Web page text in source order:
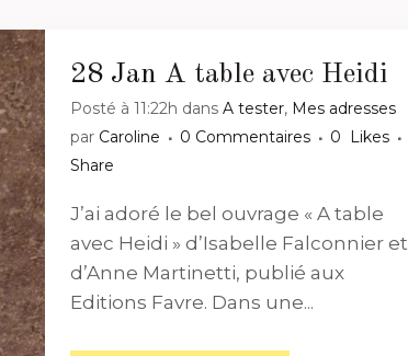
28 Jan A table avec Heidi
Posté à 11:22h dans A tester, Mes adresses
par Caroline 0 Commentaires 0
Likes
Share
J’ai adoré le bel ouvrage « A table
avec Heidi » d’Isabelle Falconnier et
d’Anne Martinetti, publié aux
Editions Favre. Dans une...